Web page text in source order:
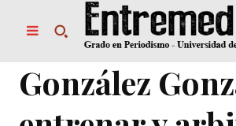
González